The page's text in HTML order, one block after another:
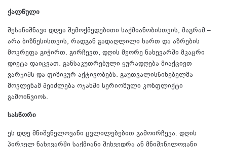
ქალწული
შესანიშნავი დღეა შემოქმედებითი საქმიანობისთვის, მაგრამ –
არა ბიზნესისთვის, რადგან გადაღლილი ხართ და აზრების
მოკრეფა გიჭირთ. გირჩევთ, დღის მეორე ნახევარში მკაცრი
დიეტა დაიცვათ. განსაკუთრებული ყურადღება მიაქციეთ
ვარჯიშს და ფიზიკურ აქტივობებს. გაუთვალისწინებელმა
მოვლენამ შეიძლება ოჯახში სერიოზული კონფლიქტი
გამოიწვიოს.
სასწორი
ეს დღე მნიშვნელოვანი ცვლილებებით გამოირჩევა. დღის
პირველ ნახევარში საქმიანი შეხვედრა ან მნიშვნელოვანი